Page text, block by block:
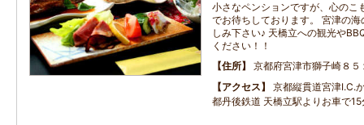
小さなペンションですが、心のこ
でお待ちしております。 宮津の
しみ下さい♪ 天橋立への観光や
ください！！
住所
京都府宮津市獅子崎８５
アクセス
京都縦貫道宮津I.C.
都丹後鉄道 天橋立駅よりお車で15